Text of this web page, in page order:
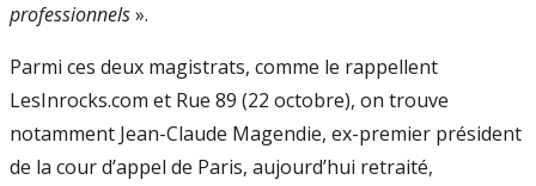
professionnels».
Parmi ces deux magistrats, comme le rappellent
LesInrocks.com et Rue 89 (22 octobre), on trouve
notamment Jean-Claude Magendie, ex-premier président
de la cour d’appel de Paris, aujourd’hui retraité,